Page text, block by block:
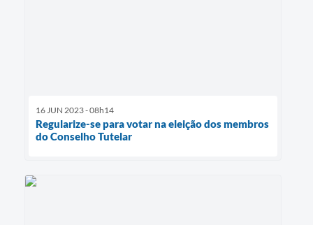
16 JUN 2023 - 08h14
Regularize-se para votar na eleição dos membros
do Conselho Tutelar